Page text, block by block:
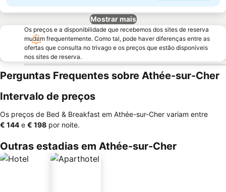
Mostrar mais
Os preços e a disponibilidade que recebemos dos sites de reserva
mudam frequentemente. Como tal, pode haver diferenças entre as
ofertas que consulta no trivago e os preços que estão disponíveis
nos sites de reserva.
Perguntas Frequentes sobre Athée-sur-Cher
Intervalo de preços
Os preços de Bed & Breakfast em Athée-sur-Cher variam entre
‎€ 144 e ‎€ 198 por noite.
Outras estadias em Athée-sur-Cher